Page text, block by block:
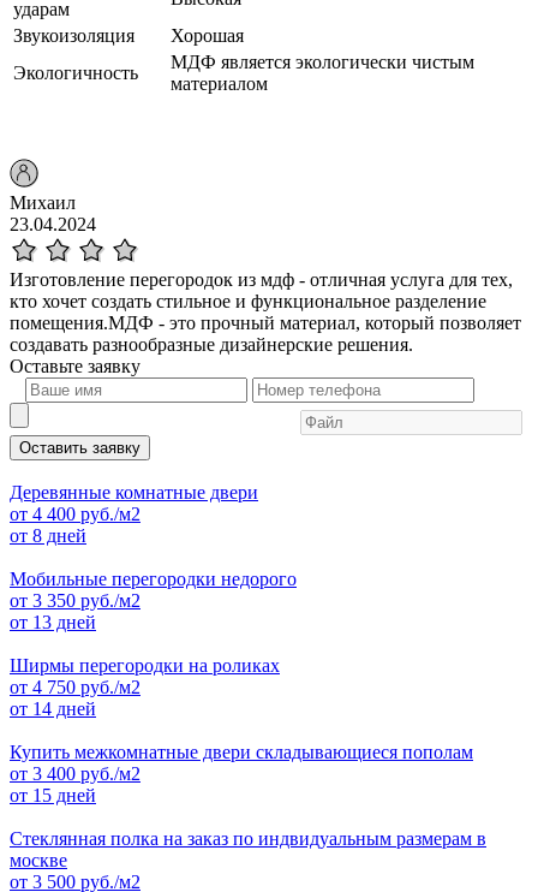
ударам
Звукоизоляция
Хорошая
Экологичность
МДФ является экологически чистым
материалом
Михаил
23.04.2024
Изготовление перегородок из мдф - отличная услуга для тех,
кто хочет создать стильное и функциональное разделение
помещения.МДФ - это прочный материал, который позволяет
создавать разнообразные дизайнерские решения.
Оставьте заявку
Оставить заявку
Деревянные комнатные двери
от 4 400 руб./м2
от 8 дней
Мобильные перегородки недорого
от 3 350 руб./м2
от 13 дней
Ширмы перегородки на роликах
от 4 750 руб./м2
от 14 дней
Купить межкомнатные двери складывающиеся пополам
от 3 400 руб./м2
от 15 дней
Стеклянная полка на заказ по индвидуальным размерам в
москве
от 3 500 руб./м2